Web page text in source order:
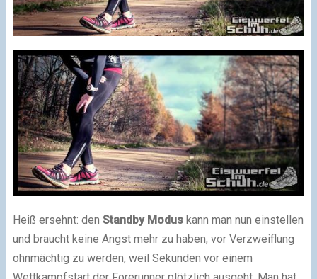
Heiß ersehnt: den Standby Moduskann man nun einstellen
und braucht keine Angst mehr zu haben, vor Verzweiflung
ohnmächtig zu werden, weil Sekunden vor einem